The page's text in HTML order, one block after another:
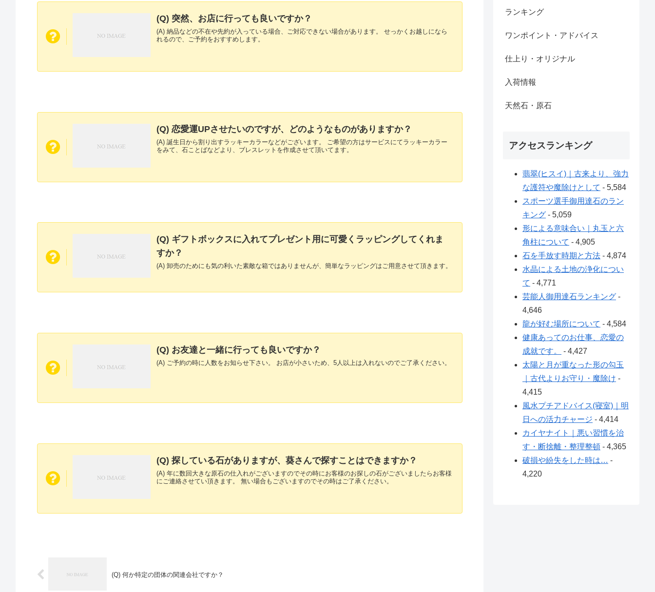
(Q) 突然、お店に行っても良いですか？
(A) 納品などの不在や先約が入っている場合、ご対応できない場合があります。 せっかくお越しになら
れるので、ご予約をおすすめします。
(Q) 恋愛運UPさせたいのですが、どのようなものがありますか？
(A) 誕生日から割り出すラッキーカラーなどがございます。 ご希望の方はサービスにてラッキーカラー
をみて、石ことばなどより、ブレスレットを作成させて頂いてます。
(Q) ギフトボックスに入れてプレゼント用に可愛くラッピングしてくれま
すか？
(A) 卸売のためにも気の利いた素敵な箱ではありませんが、簡単なラッピングはご用意させて頂きます。
(Q) お友達と一緒に行っても良いですか？
(A) ご予約の時に人数をお知らせ下さい。 お店が小さいため、5人以上は入れないのでご了承ください。
(Q) 探している石がありますが、葵さんで探すことはできますか？
(A) 年に数回大きな原石の仕入れがございますのでその時にお客様のお探しの石がございましたらお客様
にご連絡させてい頂きます。 無い場合もございますのでその時はご了承ください。
(Q) 何か特定の団体の関連会社ですか？
ランキング
ワンポイント・アドバイス
仕上り・オリジナル
入荷情報
天然石・原石
アクセスランキング
翡翠(ヒスイ)｜古来より、強力
な護符や魔除けとして - 5,584
スポーツ選手御用達石のラン
キング - 5,059
形による意味合い｜丸玉と六
角柱について - 4,905
石を手放す時期と方法 - 4,874
水晶による土地の浄化につい
て - 4,771
芸能人御用達石ランキング -
4,646
龍が好む場所について - 4,584
健康あってのお仕事、恋愛の
成就です。
- 4,427
太陽と月が重なった形の勾玉
｜古代よりお守り・魔除け -
4,415
風水プチアドバイス(寝室)｜明
日への活力チャージ - 4,414
カイヤナイト｜悪い習慣を治
す・断捨離・整理整頓 - 4,365
破損や紛失をした時は… -
4,220